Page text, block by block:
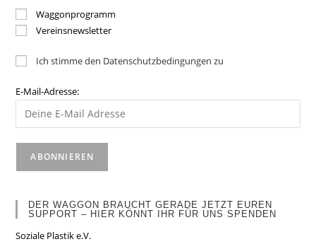
Waggonprogramm
Vereinsnewsletter
Ich stimme den Datenschutzbedingungen zu
E-Mail-Adresse:
DER WAGGON BRAUCHT GERADE JETZT EUREN
SUPPORT – HIER KÖNNT IHR FÜR UNS SPENDEN
Soziale Plastik e.V.